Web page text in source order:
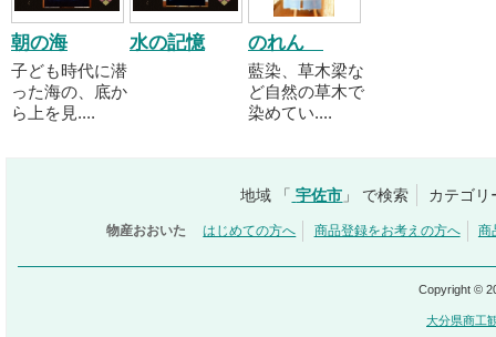
朝の海
子ども時代に潜
った海の、底か
ら上を見....
水の記憶 のれん
藍染、草木梁な
ど自然の草木で
染めてい....
地域 「 宇佐市 」 で検索 カテゴリ
物産おおいた はじめての方へ 商品登録をお考えの方へ 商
Copyright ©
大分県商工